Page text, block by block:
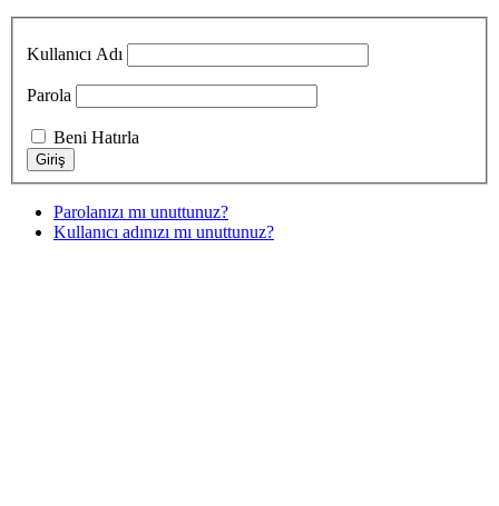
Kullanıcı Adı
Parola
Beni Hatırla
Parolanızı mı unuttunuz?
Kullanıcı adınızı mı unuttunuz?